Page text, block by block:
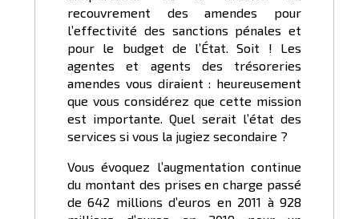
recouvrement des amendes pour
l’effectivité des sanctions pénales et
pour le budget de l’État. Soit ! Les
agentes et agents des trésoreries
amendes vous diraient : heureusement
que vous considérez que cette mission
est importante. Quel serait l’état des
services si vous la jugiez secondaire ?
Vous évoquez l’augmentation continue
du montant des prises en charge passé
de 642 millions d’euros en 2011 à 928